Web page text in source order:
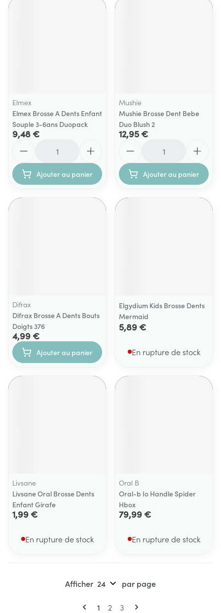
Elmex
Elmex Brosse A Dents Enfant
Souple 3-6ans Duopack
9,48 €
Ajouter au panier
Mushie
Mushie Brosse Dent Bebe
Duo Blush 2
12,95 €
Ajouter au panier
Difrax
Difrax Brosse A Dents Bouts
Doigts 376
4,99 €
Ajouter au panier
Elgydium Kids Brosse Dents
Mermaid
5,89 €
En rupture de stock
Livsane
Livsane Oral Brosse Dents
Enfant Girafe
1,99 €
En rupture de stock
Oral B
Oral-b Io Handle Spider
Hbox
79,99 €
En rupture de stock
Pages
Vous lisez actuellement la page
1 Page
2 Page
3
Afficher par page